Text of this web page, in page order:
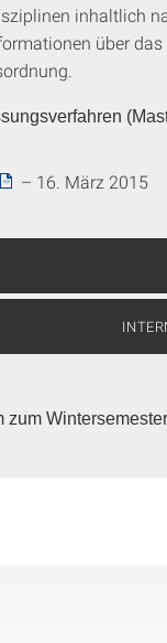
inhaltlich
über
– 16. März 2015
zum